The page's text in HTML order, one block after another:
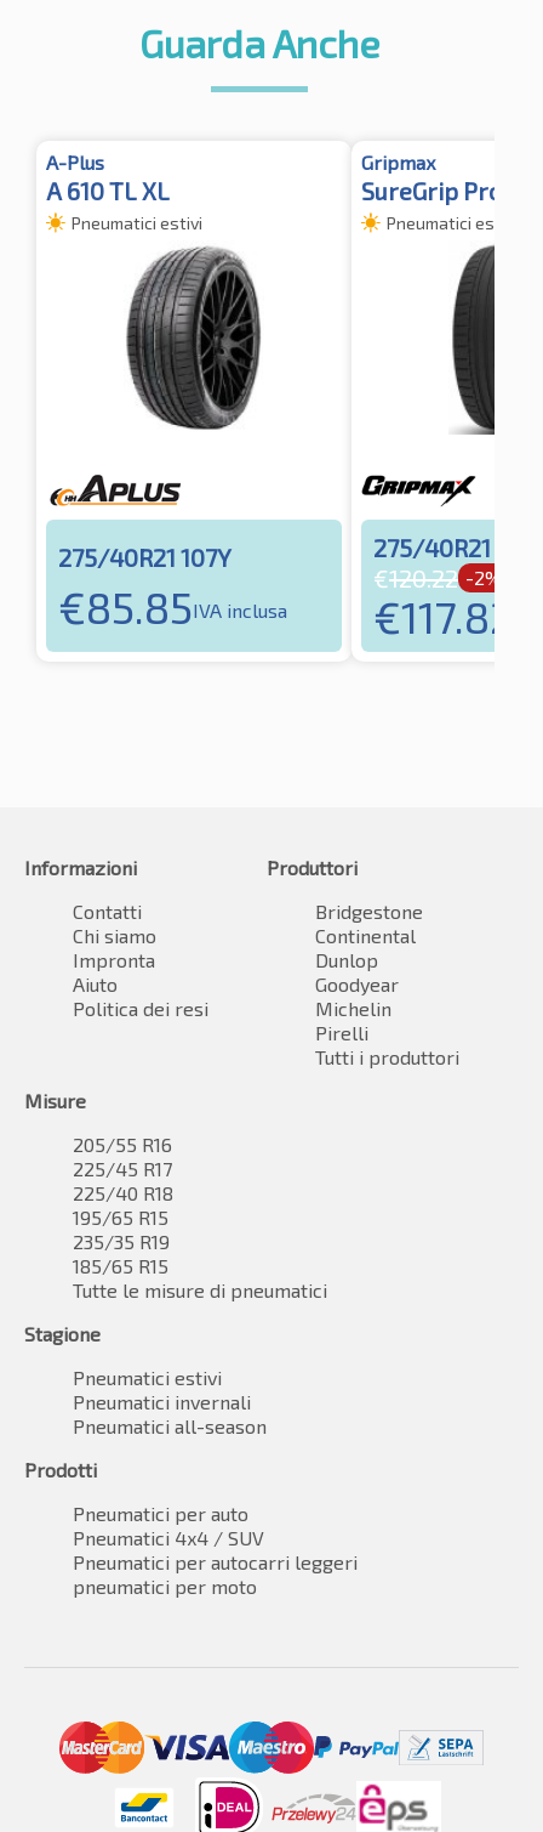
Guarda Anche
A-Plus
A 610 TL XL
Pneumatici estivi
275/40R21 107Y
€85.85IVA inclusa
Gripmax
SureGrip Pro
Pneumatici estivi
275/40R21
€120.22 -2%
€117.82
Informazioni
Contatti
Chi siamo
Impronta
Aiuto
Politica dei resi
Produttori
Bridgestone
Continental
Dunlop
Goodyear
Michelin
Pirelli
Tutti i produttori
Misure
205/55 R16
225/45 R17
225/40 R18
195/65 R15
235/35 R19
185/65 R15
Tutte le misure di pneumatici
Stagione
Pneumatici estivi
Pneumatici invernali
Pneumatici all-season
Prodotti
Pneumatici per auto
Pneumatici 4x4 / SUV
Pneumatici per autocarri leggeri
pneumatici per moto